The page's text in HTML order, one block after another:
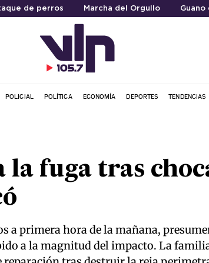
de perros Marcha del Orgullo Guano
POLICIAL POLÍTICA ECONOMÍA DEPORTES TENDENCIAS
la fuga tras
a primera hora de la mañana,
a la magnitud del impacto. La